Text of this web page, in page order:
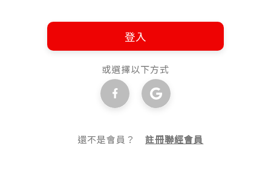
登入
或選擇以下方式
還不是會員？註冊聯經會員